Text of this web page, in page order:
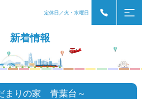
定休日／火・水曜日
新着情報
まりの家 青葉台～